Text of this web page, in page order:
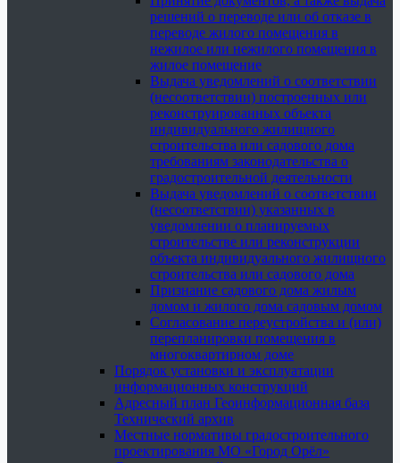
решений о переводе или об отказе в
переводе жилого помещения в
нежилое или нежилого помещения в
жилое помещение
Выдача уведомлений о соответствии
(несоответствии) построенных или
реконструированных объекта
индивидуального жилищного
строительства или садового дома
требованиям законодательства о
градостроительной деятельности
Выдача уведомлений о соответствии
(несоответствии) указанных в
уведомлении о планируемых
строительстве или реконструкции
объекта индивидуального жилищного
строительства или садового дома
Признание садового дома жилым
домом и жилого дома садовым домом
Согласование переустройства и (или)
перепланировки помещения в
многоквартирном доме
Порядок установки и эксплуатации
информационных конструкций
Адресный план Геоинформационная база
Технический архив
Местные нормативы градостроительного
проектирования МО «Город Орёл»